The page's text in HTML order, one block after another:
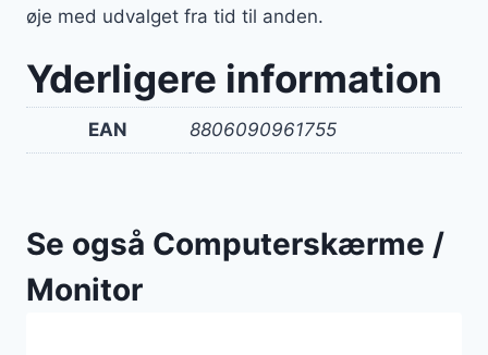
øje med udvalget fra tid til anden.
Yderligere information
EAN 8806090961755
Se også Computerskærme /
Monitor